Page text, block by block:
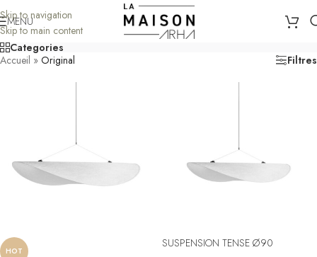
Skip to navigation
Skip to main content
MENU
Categories
Accueil » Original Filtres
HOT
SUSPENSION TENSE Ø90